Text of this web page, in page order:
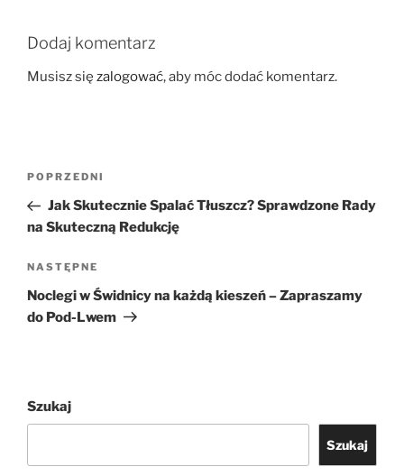
Dodaj komentarz
Musisz się zalogować, aby móc dodać komentarz.
Nawigacja
Poprzedni
wpis
POPRZEDNI
Jak Skutecznie Spalać Tłuszcz? Sprawdzone Rady
na Skuteczną Redukcję
Następny
wpis
NASTĘPNE
Noclegi w Świdnicy na każdą kieszeń – Zapraszamy
do Pod-Lwem
Szukaj
Szukaj